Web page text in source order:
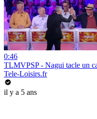
0:46
TLMVPSP - Nagui tacle un
Tele-Loisirs.fr
il y a 5 ans